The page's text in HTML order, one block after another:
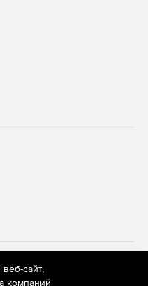
применяются
технологии
сайт,
компаний